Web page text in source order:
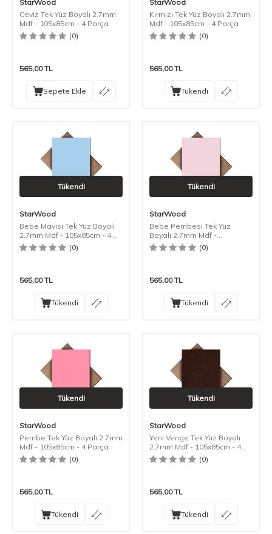
StarWood
Ceviz Tek Yüz Boyalı 2.7mm
Mdf - 105x85cm - 4 Parça
(0)
565,00TL
Sepete Ekle
StarWood
Kırmızı Tek Yüz Boyalı 2.7mm
Mdf - 105x85cm - 4 Parça
(0)
565,00TL
Tükendi
Tükendi
StarWood
Bebe Mavisi Tek Yüz Boyalı
2.7mm Mdf - 105x85cm - 4
Parça
(0)
565,00TL
Tükendi
Tükendi
StarWood
Bebe Pembesi Tek Yüz
Boyalı 2.7mm Mdf -
105x85cm - 4 Parça
(0)
565,00TL
Tükendi
Tükendi
StarWood
Pembe Tek Yüz Boyalı 2.7mm
Mdf - 105x85cm - 4 Parça
(0)
565,00TL
Tükendi
Tükendi
StarWood
Yeni Venge Tek Yüz Boyalı
2.7mm Mdf - 105x85cm - 4
Parça
(0)
565,00TL
Tükendi